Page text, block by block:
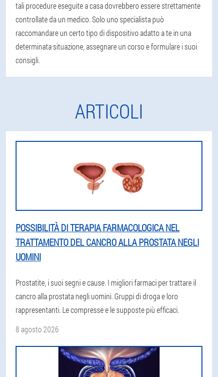
tali procedure eseguite a casa dovrebbero essere strettamente
controllate da un medico. Solo uno specialista può
raccomandare un certo tipo di dispositivo adatto a te in una
determinata situazione, assegnare un corso e formulare i suoi
consigli.
ARTICOLI
POSSIBILITÀ DI TERAPIA FARMACOLOGICA NEL
TRATTAMENTO DEL CANCRO ALLA PROSTATA NEGLI
UOMINI
Prostatite, i suoi segni e cause. I migliori farmaci per trattare il
cancro alla prostata negli uomini. Gruppi di droga e loro
rappresentanti. Le compresse e le supposte più efficaci.
8 agosto 2026